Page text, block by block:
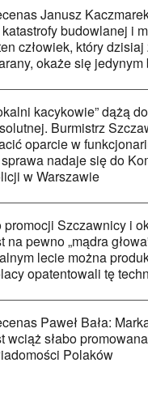
Janusz
budowlanej i
człowiek, który
okaże się jedynym
kacykowie” dążą
Burmistrz
oparcie w
nadaje się do
w Warszawie
promocji Szczawnicy i
na pewno „mądra
lecie można
opatentowali tę
Paweł Bała:
wciąż słabo
Polaków